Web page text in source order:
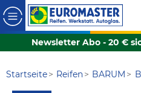
Newsletter Abo - 20 €
Startseite Reifen BARUM